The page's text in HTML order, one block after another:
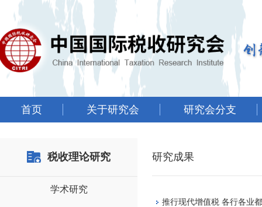
首页 关于研究会 研究会分支
税收理论研究
学术研究
研究成果
推行现代增值税 各行各业